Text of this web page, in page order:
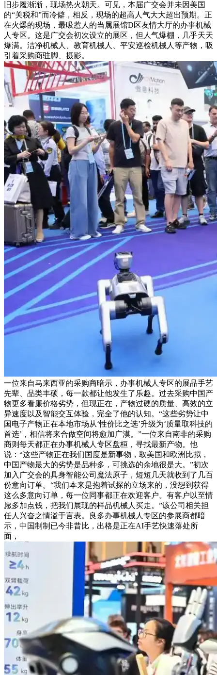
旧步履渐渐，现场热火朝天。可见，本届广交会并未因美国
的“关税和”而冷僻，相反，现场的超高人气大大超出预期。正
在火爆的现场，最吸惹人的当属展馆D区友情大厅的办事机械
人专区。这是广交会初次设立的展区，但人气爆棚，几乎天天
爆满。洁净机械人、教育机械人、平安巡检机械人等产物，吸
引着采购商驻脚、摄影。
一位来自马来西亚的采购商暗示，办事机械人专区的展品手艺
先辈、品类丰硕，每一款都让他发生了乐趣。过去采购中国产
物更多看廉价格劣势，但现正在，产物过硬的质量、高效的立
异速度以及智能交互体验，完全了他的认知。“这些劣势让中
国电子产物正在本地市场从‘性价比之选’升级为‘质量取科技的
首选’，相信将来合做空间将愈加广漠。”一位来自南非的采购
商则每天都正在办事机械人专区盘桓，寻找最新产物。他
说：“这些产物正在我们国度是新事物，取美国和欧洲比拟，
中国产物最大的劣势是品种多，可挑选的余地很是大。”初次
加入广交会的具身智能公司魔法原子，短短几天就收到了几百
份意向订单。“我们本来是抱着试探的立场来的，没想到获得
这么多意向订单，每一位同事都正在欢迎客户。有客户以至情
愿多加点钱，把我们展现的样品机械人买走。”该公司相关担
任人兴奋之情溢于言表。良多办事机械人专区的参展商都暗
示，中国制制已今非昔比，出格是正在AI手艺快速落处所
面，